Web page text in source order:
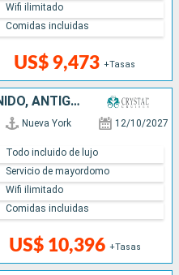
US$ 9,473 +Tasas
Wifi ilimitado
Comidas incluidas
ESTADOS UNIDOS, REINO UNIDO, ANTIGUA Y BARBUDA, FRANCIA, PUERTO RICO, SANTA LUCIA, TRINIDAD Y TOBAGO, BRASIL
Nueva York 12/10/2027
US$ 10,396 +Tasas
Todo incluido de lujo
Servicio de mayordomo
Wifi ilimitado
Comidas incluidas